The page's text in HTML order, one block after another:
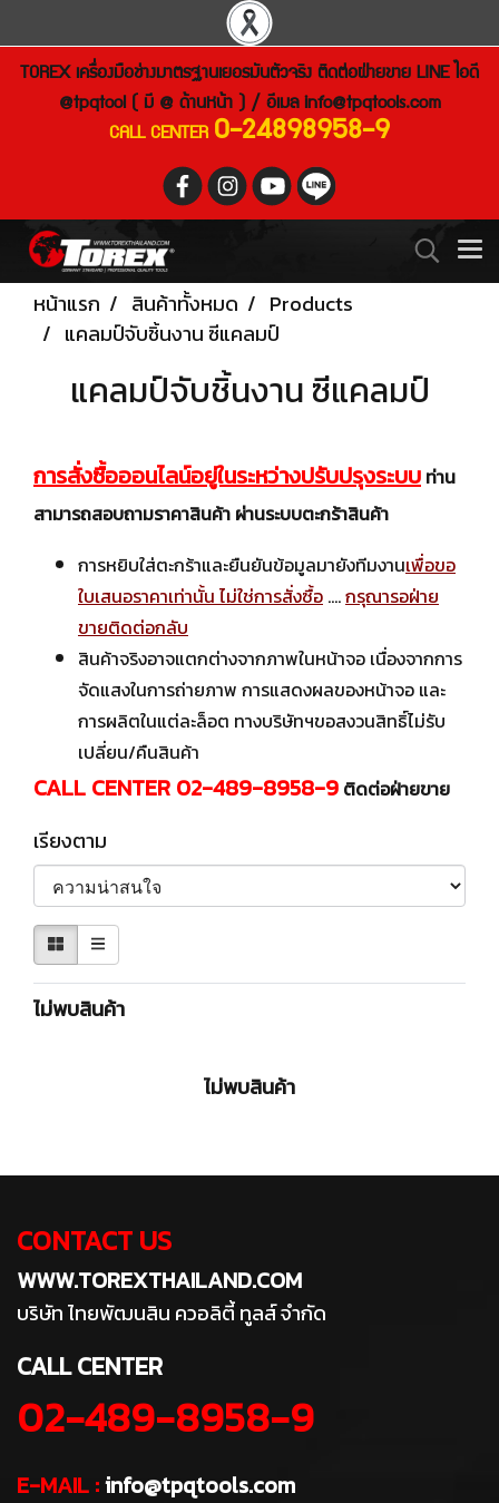
TOREX เครื่องมือช่างมาตรฐานเยอรมันตัวจริง ติดต่อฝ่ายขาย LINE ไอดี
@tpqtool ( มี @ ด้านหน้า ) / อีเมล info@tpqtools.com
CALL CENTER 0-24898958-9
หน้าแรก สินค้าทั้งหมด
Products
แคลมป์จับชิ้นงาน ซีแคลมป์
แคลมป์จับชิ้นงาน ซีแคลมป์
การสั่งซื้อออนไลน์อยู่ในระหว่างปรับปรุงระบบ ท่าน
สามารถสอบถามราคาสินค้า ผ่านระบบตะกร้าสินค้า
การหยิบใส่ตะกร้าและยืนยันข้อมูลมายังทีมงานเพื่อขอ
ใบเสนอราคาเท่านั้น ไม่ใช่การสั่งซื้อ ....กรุณารอฝ่าย
ขายติดต่อกลับ
สินค้าจริงอาจแตกต่างจากภาพในหน้าจอ เนื่องจากการ
จัดแสงในการถ่ายภาพ การแสดงผลของหน้าจอ และ
การผลิตในแต่ละล็อต ทางบริษัทฯขอสงวนสิทธิ์ไม่รับ
เปลี่ยน/คืนสินค้า
CALL CENTER 02-489-8958-9 ติดต่อฝ่ายขาย
เรียงตาม
ไม่พบสินค้า
ไม่พบสินค้า
CONTACT US
WWW.TOREXTHAILAND.COM
บริษัท ไทยพัฒนสิน ควอลิตี้ ทูลส์ จำกัด
CALL CENTER
02-489-8958-9
E-MAIL :info@tpqtools.com